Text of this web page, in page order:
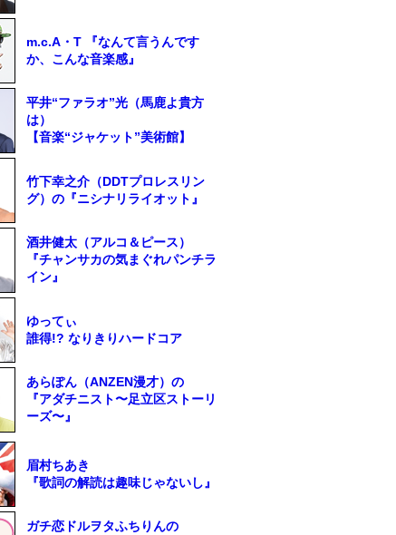
m.c.A・T 『なんて言うんです
か、こんな音楽感』
平井“ファラオ”光（馬鹿よ貴方
は）
【音楽“ジャケット”美術館】
竹下幸之介（DDTプロレスリン
グ）の『ニシナリライオット』
酒井健太（アルコ＆ピース）
『チャンサカの気まぐれパンチラ
イン』
ゆってぃ
誰得!? なりきりハードコア
あらぽん（ANZEN漫才）の
『アダチニスト〜足立区ストーリ
ーズ〜』
眉村ちあき
『歌詞の解読は趣味じゃないし』
ガチ恋ドルヲタふちりんの